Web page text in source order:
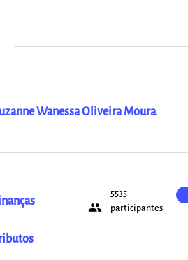
Wanessa Oliveira Moura
people
5535
participantes